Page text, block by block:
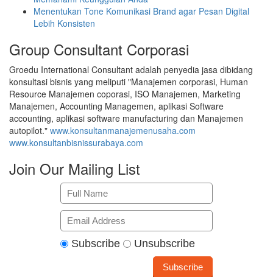
Menentukan Tone Komunikasi Brand agar Pesan Digital
Lebih Konsisten
Group Consultant Corporasi
Groedu International Consultant adalah penyedia jasa dibidang
konsultasi bisnis yang meliputi "Manajemen corporasi, Human
Resource Manajemen coporasi, ISO Manajemen, Marketing
Manajemen, Accounting Managemen, aplikasi Software
accounting, aplikasi software manufacturing dan Manajemen
autopilot." www.konsultanmanajemenusaha.com
www.konsultanbisnissurabaya.com
Join Our Mailing List
Subscribe Unsubscribe